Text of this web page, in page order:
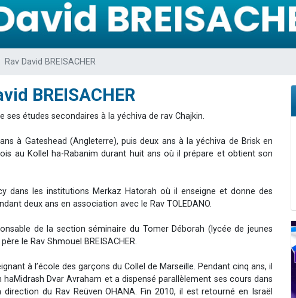
30 personnes viennent de faire un don pour Sauvez la jambe de Yohan
Il reste 49 places pour étudier en groupe sur Zoom
12 nouvelles musiques dans Torah-Box Music
viennent de nous rejoindre sur WhatsApp
Rav David BREISACHER
BREISACHER
ses études secondaires à la yéchiva de rav Chajkin.
à Gateshead (Angleterre), puis deux ans à la yéchiva de Brisk en
au Kollel ha-Rabanim durant huit ans où il prépare et obtient son
dans les institutions Merkaz Hatorah où il enseigne et donne des
deux ans en association avec le Rav TOLEDANO.
de la section séminaire du Tomer Déborah (lycée de jeunes
le Rav Shmouel BREISACHER.
à l’école des garçons du Collel de Marseille. Pendant cinq ans, il
Dvar Avraham et a dispensé parallèlement ses cours dans
du Rav Reüven OHANA. Fin 2010, il est retourné en Israël